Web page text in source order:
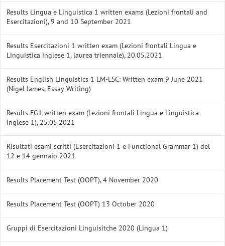
Results Lingua e Linguistica 1 written exams (Lezioni frontali and
Esercitazioni), 9 and 10 September 2021
Results Esercitazioni 1 written exam (Lezioni frontali Lingua e
Linguistica inglese 1, laurea triennale), 20.05.2021
Results English Linguistics 1 LM-LSC: Written exam 9 June 2021
(Nigel James, Essay Writing)
Results FG1 written exam (Lezioni frontali Lingua e Linguistica
inglese 1), 25.05.2021
Risultati esami scritti (Esercitazioni 1 e Functional Grammar 1) del
12 e 14 gennaio 2021
Results Placement Test (OOPT), 4 November 2020
Results Placement Test (OOPT) 13 October 2020
Gruppi di Esercitazioni Linguisitche 2020 (Lingua 1)